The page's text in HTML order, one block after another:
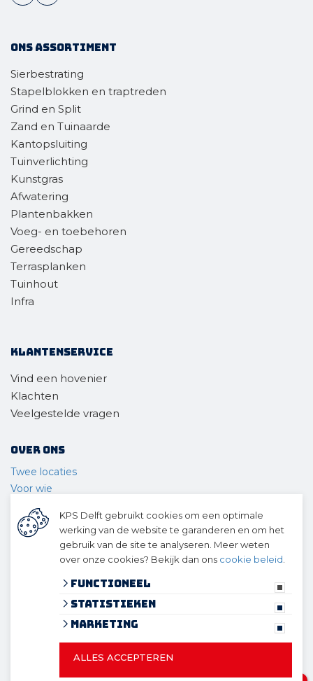
Ons assortiment
Sierbestrating
Stapelblokken en traptreden
Grind en Split
Zand en Tuinaarde
Kantopsluiting
Tuinverlichting
Kunstgras
Afwatering
Plantenbakken
Voeg- en toebehoren
Gereedschap
Terrasplanken
Tuinhout
Infra
Klantenservice
Vind een hovenier
Klachten
Veelgestelde vragen
Over ons
Twee locaties
Voor wie
Ons team
Geschiedenis
© 2026 KPS Delft
algemene voorwaarden
KPS Delft gebruikt cookies om een optimale
werking van de website te garanderen en om het
gebruik van de site te analyseren. Meer weten
over onze cookies? Bekijk dan ons cookie beleid
Functioneel
Statistieken
Marketing
ALLES ACCEPTEREN